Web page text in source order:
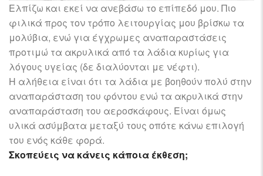
Ελπίζω και εκεί να ανεβάσω το επίπεδό μου. Πιο
φιλικά προς τον τρόπο λειτουργίας μου βρίσκω τα
μολύβια, ενώ για έγχρωμες αναπαραστάσεις
προτιμώ τα ακρυλικά από τα λάδια κυρίως για
λόγους υγείας (δε διαλύονται με νέφτι).
Η αλήθεια είναι ότι τα λάδια με βοηθούν πολύ στην
αναπαράσταση του φόντου ενώ τα ακρυλικά στην
αναπαράσταση του αεροσκάφους. Είναι όμως
υλικά ασύμβατα μεταξύ τους οπότε κάνω επιλογή
του ενός κάθε φορά.
Σκοπεύεις να κάνεις κάποια έκθεση;